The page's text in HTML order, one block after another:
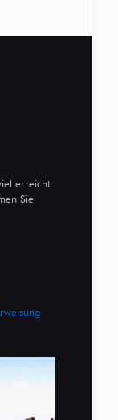
erreicht
Sie